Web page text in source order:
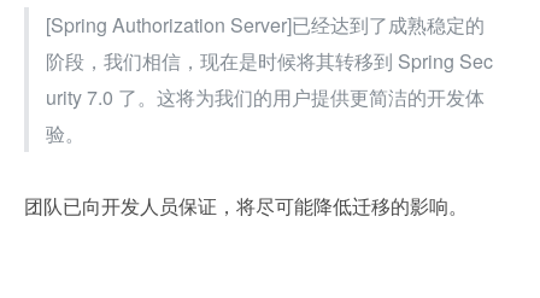
[Spring Authorization Server]已经达到了成熟稳定的
阶段，我们相信，现在是时候将其转移到 Spring Sec
urity 7.0 了。这将为我们的用户提供更简洁的开发体
验。
团队已向开发人员保证，将尽可能降低迁移的影响。